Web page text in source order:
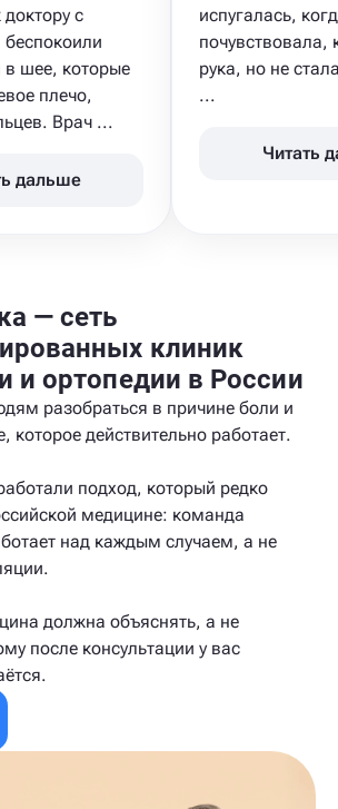
с
шее, которые
плечо,
Врач ...
дальше
испугалась,
почувствовала,
рука, но не
...
Читать
— сеть
клиник
и ортопедии в России
разобраться в причине боли и
которое действительно работает.
подход, который редко
медицине: команда
над каждым случаем, а не
должна объяснять, а не
после консультации у вас